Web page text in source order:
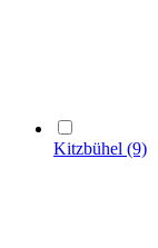
Kitzbühel (9)